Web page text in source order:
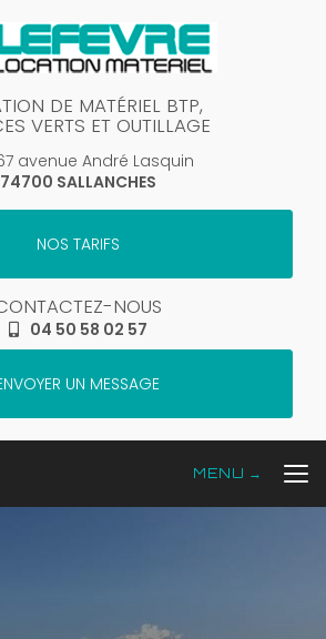
DE MATÉRIEL BTP,
VERTS ET OUTILLAGE
avenue André Lasquin
74700 SALLANCHES
NOS TARIFS
NOUS
04 50 58 02 57
UN MESSAGE